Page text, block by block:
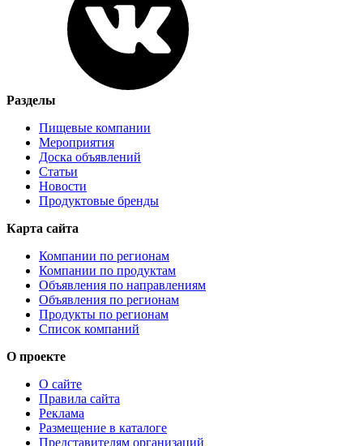
Разделы
Пищевые компании
Мероприятия
Доска объявлений
Статьи
Новости
Продуктовые бренды
Карта сайта
Компании по регионам
Компании по продуктам
Объявления по направлениям
Объявления по регионам
Продукты по регионам
Список компаний
О проекте
О сайте
Правила сайта
Реклама
Размещение в каталоге
Представителям организаций